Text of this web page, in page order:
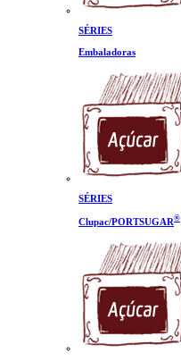
SÉRIES
Embaladoras
SÉRIES
Clupac/PORTSUGAR®